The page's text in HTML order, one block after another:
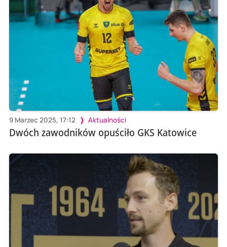
9 Marzec 2025, 17:12 Aktualności
Dwóch zawodników opuściło GKS Katowice